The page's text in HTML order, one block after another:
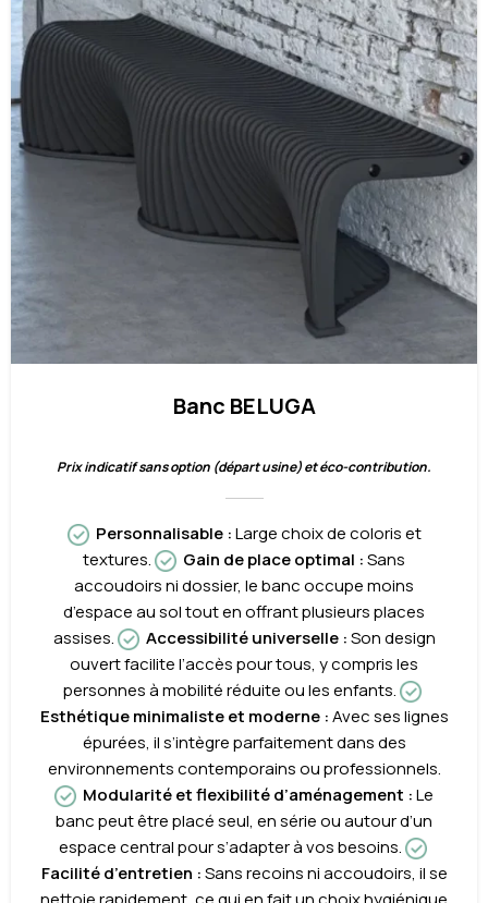
Banc BELUGA
Prix indicatif sans option (départ usine) et éco-contribution.
Personnalisable:Large choix de coloris et
textures.
Gain de place optimal :Sans
accoudoirs ni dossier, le banc occupe moins
d’espace au sol tout en offrant plusieurs places
assises.
Accessibilité universelle :Son design
ouvert facilite l’accès pour tous, y compris les
personnes à mobilité réduite ou les enfants.
Esthétique minimaliste et moderne :Avec ses lignes
épurées, il s’intègre parfaitement dans des
environnements contemporains ou professionnels.
Modularité et flexibilité d’aménagement :Le
banc peut être placé seul, en série ou autour d’un
espace central pour s’adapter à vos besoins.
Facilité d’entretien :Sans recoins ni accoudoirs, il se